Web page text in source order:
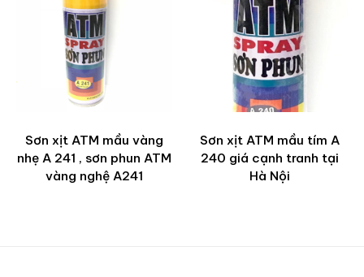
Sơn xịt ATM mầu vàng
nhẹ A 241 , sơn phun ATM
vàng nghệ A241
Sơn xịt ATM mầu tím A
240 giá cạnh tranh tại
Hà Nội